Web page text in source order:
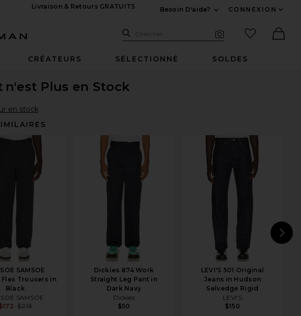
Livraison & Retours GRATUITS
Besoin D'aide?
CONNEXION
Recherche
Chercher
Articles
CRÉATEURS SÉLECTIONNÉ SOLDES
n'est Plus en Stock
en stock
SAMSOE
Flex Trousers in
Black
SAMSOE
$215
Dickies 874 Work
Straight Leg Pant in
Dark Navy
Dickies
$50
LEVI'S 501 Original
Jeans in Hudson
Selvedge Rigid
LEVI'S
$150